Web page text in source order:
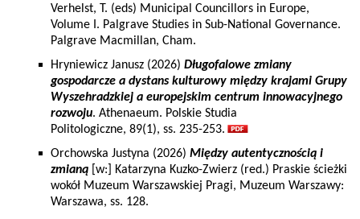
Verhelst, T. (eds) Municipal Councillors in Europe,
Volume I. Palgrave Studies in Sub-National Governance.
Palgrave Macmillan, Cham.
Hryniewicz Janusz (2026) Długofalowe zmiany
gospodarcze a dystans kulturowy między krajami Grupy
Wyszehradzkiej a europejskim centrum innowacyjnego
rozwoju. Athenaeum. Polskie Studia
Politologiczne, 89(1), ss. 235-253.
Orchowska Justyna (2026) Między autentycznością i
zmianą [w:] Katarzyna Kuzko-Zwierz (red.) Praskie ścieżki
wokół Muzeum Warszawskiej Pragi, Muzeum Warszawy:
Warszawa, ss. 128.